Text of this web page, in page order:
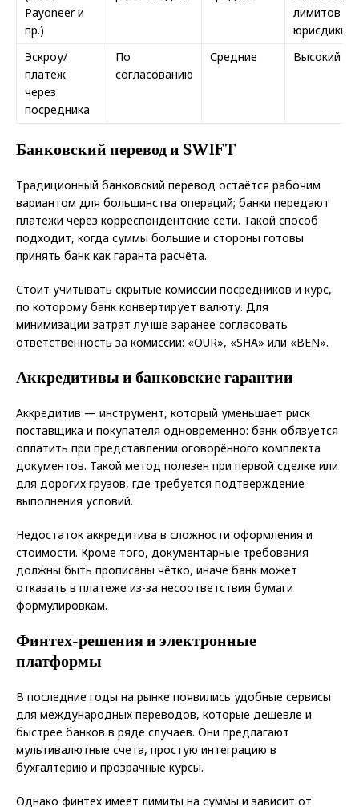
Payoneer и
пр.)
лимитов и
Эскроу/
платеж
через
посредника
По
согласованию
Средние Высокий
Банковский перевод и SWIFT
Традиционный банковский перевод остаётся рабочим
вариантом для большинства операций; банки передают
платежи через корреспондентские сети. Такой способ
подходит, когда суммы большие и стороны готовы
принять банк как гаранта расчёта.
Стоит учитывать скрытые комиссии посредников и курс,
по которому банк конвертирует валюту. Для
минимизации затрат лучше заранее согласовать
ответственность за комиссии: «OUR», «SHA» или «BEN».
Аккредитивы и банковские гарантии
Аккредитив — инструмент, который уменьшает риск
поставщика и покупателя одновременно: банк обязуется
оплатить при представлении оговорённого комплекта
документов. Такой метод полезен при первой сделке или
для дорогих грузов, где требуется подтверждение
выполнения условий.
Недостаток аккредитива в сложности оформления и
стоимости. Кроме того, документарные требования
должны быть прописаны чётко, иначе банк может
отказать в платеже из-за несоответствия бумаги
формулировкам.
Финтех-решения и электронные
платформы
В последние годы на рынке появились удобные сервисы
для международных переводов, которые дешевле и
быстрее банков в ряде случаев. Они предлагают
мультивалютные счета, простую интеграцию в
бухгалтерию и прозрачные курсы.
Однако финтех имеет лимиты на суммы и зависит от